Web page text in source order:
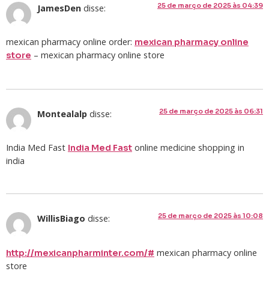
JamesDen disse: 25 de março de 2025 às 04:39
mexican pharmacy online order: mexican pharmacy online
store – mexican pharmacy online store
Montealalp disse: 25 de março de 2025 às 06:31
India Med Fast India Med Fast online medicine shopping in
india
WillisBiago disse: 25 de março de 2025 às 10:08
http://mexicanpharminter.com/# mexican pharmacy online
store